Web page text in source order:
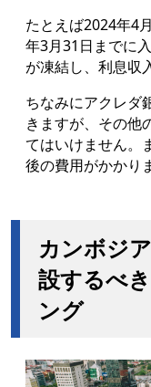
たとえば2024年4
年3月31日 までに
が凍結し、利息収
ちなみにアクレダ
きますが、その他
てはいけません。
後の費用がかかり
カンボジ
設するべ
ング